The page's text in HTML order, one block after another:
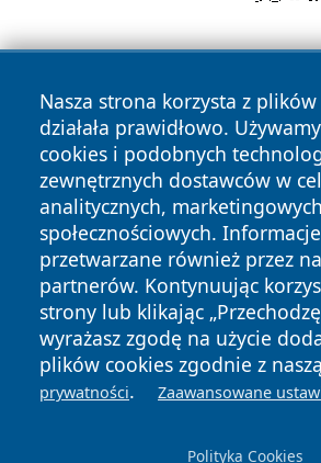
Nasza strona korzysta z
działała prawidłowo.
cookies i podobnych
zewnętrznych dostawców w
analitycznych,
społecznościowych.
przetwarzane również przez
partnerów. Kontynuując
strony lub klikając
wyrażasz zgodę na użycie
plików cookies zgodnie z naszą
prywatności. Zaawansowane
Polityka Cookies
Copyright © 2026 zycieboleslawca.pl
zastrzeżone.
News Autorzy
Polityka
Prywatności